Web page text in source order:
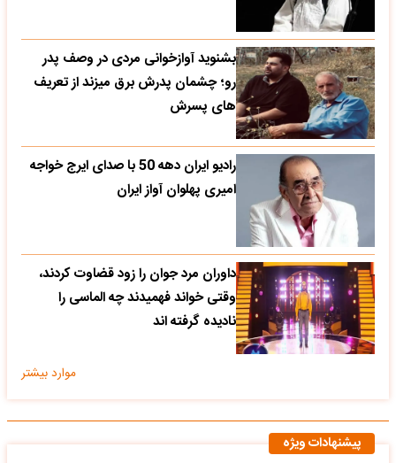
بشنوید آوازخوانی مردی در وصف پدر
رو؛ چشمان پدرش برق میزند از تعریف
های پسرش
رادیو ایران دهه 50 با صدای ایرج خواجه
امیری پهلوان آواز ایران
داوران مرد جوان را زود قضاوت کردند،
وقتی خواند فهمیدند چه الماسی را
نادیده گرفته اند
موارد بیشتر
پیشنهادات ویژه